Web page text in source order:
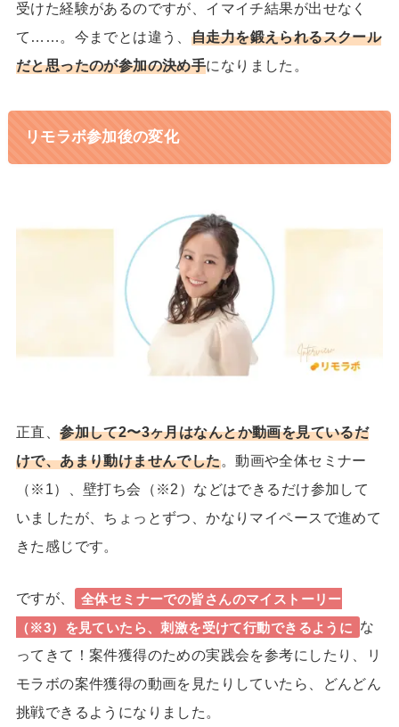
受けた経験があるのですが、イマイチ結果が出せなく
て……。今までとは違う、 自走力を鍛えられるスクール
だと思ったのが参加の決め手になりました。
リモラボ参加後の変化
正直、参加して2〜3ヶ月はなんとか動画を見ているだ
けで、あまり動けませんでした。動画や全体セミナー
（※1）、壁打ち会（※2）などはできるだけ参加して
いましたが、ちょっとずつ、かなりマイペースで進めて
きた感じです。
ですが、
全体セミナーでの皆さんのマイストーリー
（※3）を見ていたら、刺激を受けて行動できるように
な
ってきて！案件獲得のための実践会を参考にしたり、リ
モラボの案件獲得の動画を見たりしていたら、どんどん
挑戦できるようになりました。